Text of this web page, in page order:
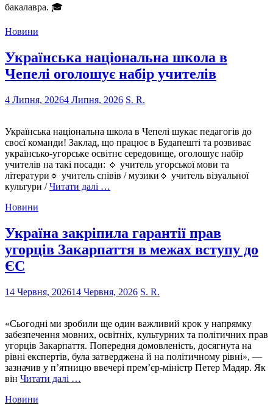
бакалавра. 🎓
Новини
Українська національна школа в
Чепелі оголошує набір учителів
4 Липня, 20264 Липня, 2026 S. R.
Українська національна школа в Чепелі шукає педагогів до
своєї команди! Заклад, що працює в Будапешті та розвиває
українсько-угорське освітнє середовище, оголошує набір
учителів на такі посади: 🔹 учитель угорської мови та
літератури🔹 учитель співів / музики🔹 учитель візуальної
культури /Читати далі …
Новини
Україна закріпила гарантії прав
угорців Закарпаття в межах вступу до
ЄС
14 Червня, 202614 Червня, 2026 S. R.
«Сьогодні ми зробили ще один важливий крок у напрямку
забезпечення мовних, освітніх, культурних та політичних прав
угорців Закарпаття. Попередня домовленість, досягнута на
рівні експертів, була затверджена й на політичному рівні», —
зазначив у п’ятницю ввечері прем’єр-міністр Петер Мадяр. Як
він Читати далі …
Новини